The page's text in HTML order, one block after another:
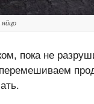
яйцо
пока не